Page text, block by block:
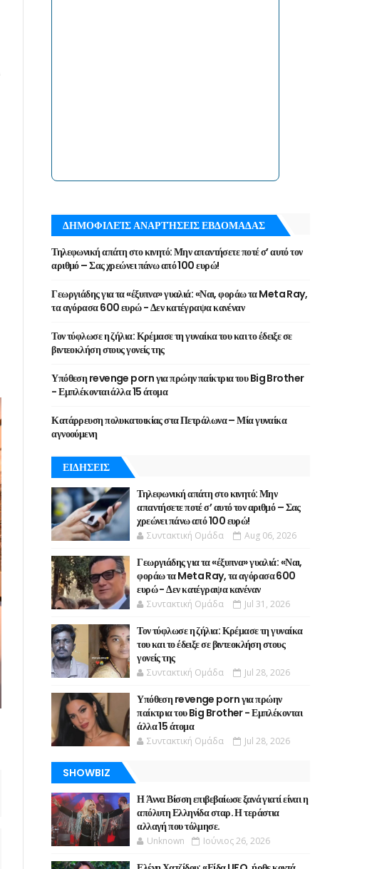
ΔΗΜΟΦΙΛΕΊΣ ΑΝΑΡΤΉΣΕΙΣ ΕΒΔΟΜΑΔΑΣ
Τηλεφωνική απάτη στο κινητό: Μην απαντήσετε ποτέ σ’ αυτό τον
αριθμό – Σας χρεώνει πάνω από 100 ευρώ!
Γεωργιάδης για τα «έξυπνα» γυαλιά: «Ναι, φοράω τα Meta Ray,
τα αγόρασα 600 ευρώ - Δεν κατέγραψα κανέναν
Τον τύφλωσε η ζήλια: Κρέμασε τη γυναίκα του και το έδειξε σε
βιντεοκλήση στους γονείς της
Υπόθεση revenge porn για πρώην παίκτρια του Big Brother
- Εμπλέκονται άλλα 15 άτομα
Κατάρρευση πολυκατοικίας στα Πετράλωνα – Μία γυναίκα
αγνοούμενη
ΕΙΔΗΣΕΙΣ
Τηλεφωνική απάτη στο κινητό: Μην
απαντήσετε ποτέ σ’ αυτό τον αριθμό – Σας
χρεώνει πάνω από 100 ευρώ!
Συντακτική Ομάδα Aug 06, 2026
Γεωργιάδης για τα «έξυπνα» γυαλιά: «Ναι,
φοράω τα Meta Ray, τα αγόρασα 600
ευρώ - Δεν κατέγραψα κανέναν
Συντακτική Ομάδα Jul 31, 2026
Τον τύφλωσε η ζήλια: Κρέμασε τη γυναίκα
του και το έδειξε σε βιντεοκλήση στους
γονείς της
Συντακτική Ομάδα Jul 28, 2026
Υπόθεση revenge porn για πρώην
παίκτρια του Big Brother - Εμπλέκονται
άλλα 15 άτομα
Συντακτική Ομάδα Jul 28, 2026
SHOWBIZ
Η Άννα Βίσση επιβεβαίωσε ξανά γιατί είναι η
απόλυτη Ελληνίδα σταρ. Η τεράστια
αλλαγή που τόλμησε.
Unknown Ιούνιος 26, 2026